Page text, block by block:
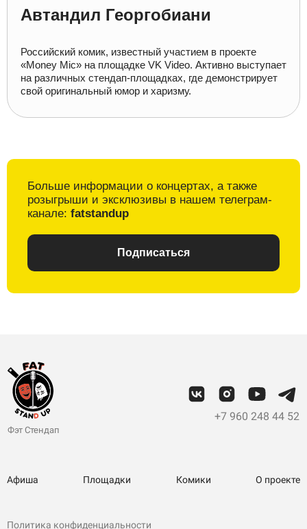
Автандил Георгобиани
Российский комик, известный участием в проекте
«Money Mic» на площадке VK Video. Активно выступает
на различных стендап-площадках, где демонстрирует
свой оригинальный юмор и харизму.
Больше информации о концертах, а также
розыгрыши и эксклюзивы в нашем телеграм-
канале: fatstandup
Подписаться
Фэт Стендап
+7 960 248 44 52
Афиша Площадки Комики О проекте
Политика конфиденциальности